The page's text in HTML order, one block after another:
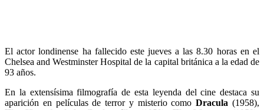
El actor londinense ha fallecido este jueves a las 8.30 horas en el
Chelsea and Westminster Hospital de la capital británica a la edad de
93 años.
En la extensísima filmografía de esta leyenda del cine destaca su
aparición en películas de terror y misterio comoDracula (1958),